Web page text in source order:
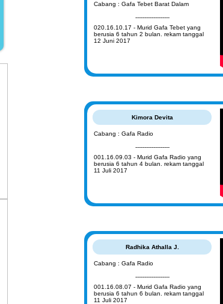
Cabang : Gafa Tebet Barat Dalam
-------------------
020.16.10.17 - Murid Gafa Tebet yang
berusia 6 tahun 2 bulan. rekam tanggal
12 Juni 2017
Kimora Devita
Cabang : Gafa Radio
-------------------
001.16.09.03 - Murid Gafa Radio yang
berusia 6 tahun 4 bulan. rekam tanggal
11 Juli 2017
Radhika Athalla J.
Cabang : Gafa Radio
-------------------
001.16.08.07 - Murid Gafa Radio yang
berusia 6 tahun 6 bulan. rekam tanggal
11 Juli 2017